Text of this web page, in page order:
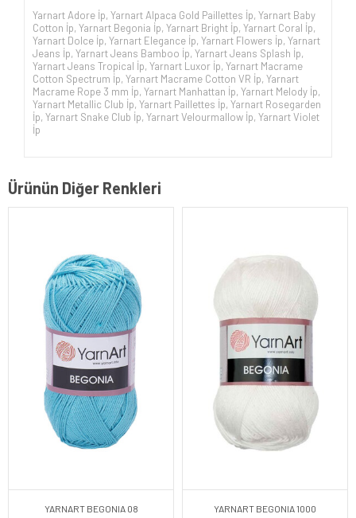
Yarnart Adore İp, Yarnart Alpaca Gold Paillettes İp, Yarnart Baby
Cotton İp, Yarnart Begonia İp, Yarnart Bright İp, Yarnart Coral İp,
Yarnart Dolce İp, Yarnart Elegance İp, Yarnart Flowers İp, Yarnart
Jeans İp, Yarnart Jeans Bamboo İp, Yarnart Jeans Splash İp,
Yarnart Jeans Tropical İp, Yarnart Luxor İp, Yarnart Macrame
Cotton Spectrum İp, Yarnart Macrame Cotton VR İp, Yarnart
Macrame Rope 3 mm İp, Yarnart Manhattan İp, Yarnart Melody İp,
Yarnart Metallic Club İp, Yarnart Paillettes İp, Yarnart Rosegarden
İp, Yarnart Snake Club İp, Yarnart Velourmallow İp, Yarnart Violet
İp
Ürünün Diğer Renkleri
YARNART BEGONIA 08 YARNART BEGONIA 1000